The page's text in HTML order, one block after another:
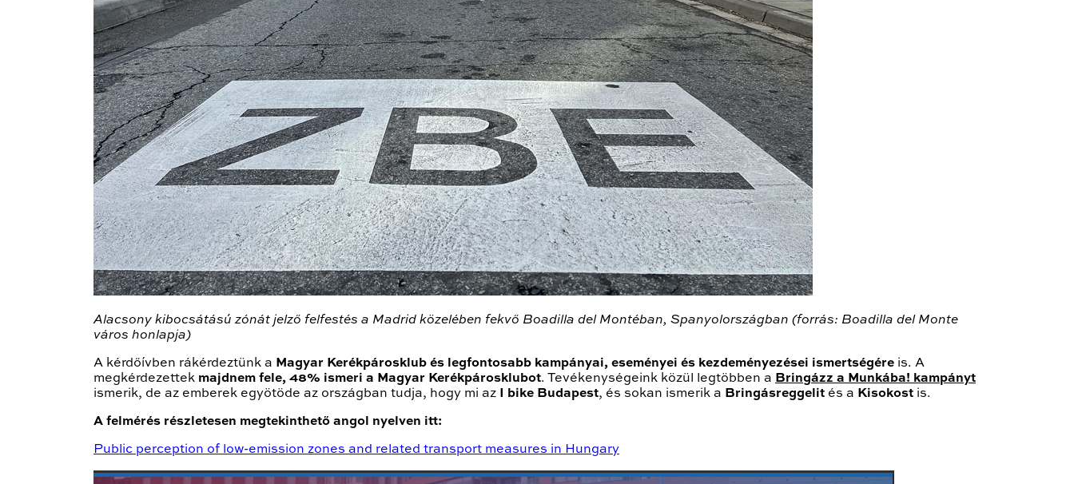
Alacsony kibocsátású zónát jelző felfestés a Madrid közelében fekvő Boadilla del Montéban, Spanyolországban (forrás: Boadilla del Monte
város honlapja)
A kérdőívben rákérdeztünk a Magyar Kerékpárosklub és legfontosabb kampányai, eseményei és kezdeményezései ismertségére is. A
megkérdezettek majdnem fele, 48% ismeri a Magyar Kerékpárosklubot. Tevékenységeink közül legtöbben a Bringázz a Munkába! kampányt
ismerik, de az emberek egyötöde az országban tudja, hogy mi az I bike Budapest, és sokan ismerik a Bringásreggelit és a Kisokost is.
A felmérés részletesen megtekinthető angol nyelven itt:
Public perception of low-emission zones and related transport measures in Hungary